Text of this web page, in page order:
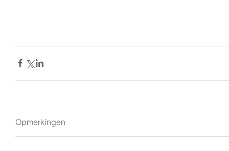
Opmerkingen